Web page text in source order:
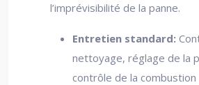
l’imprévisibilité de la panne.
Entretien standard:
nettoyage, réglage de la
contrôle de la combustion